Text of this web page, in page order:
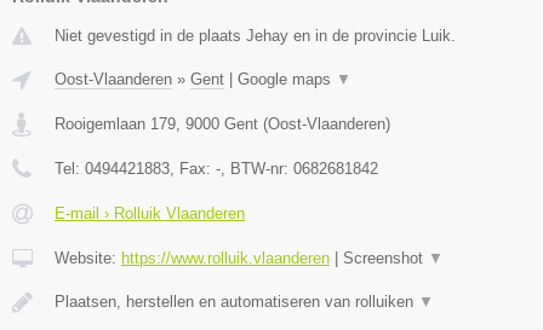
Niet gevestigd in de plaats Jehay en in de provincie Luik.
Oost-Vlaanderen » Gent Google maps ▼
Rooigemlaan 179, 9000 Gent (Oost-Vlaanderen)
Tel: 0494421883, Fax: -, BTW-nr: 0682681842
E-mail › Rolluik Vlaanderen
Website: https://www.rolluik.vlaanderen Screenshot ▼
Plaatsen, herstellen en automatiseren van rolluiken ▼